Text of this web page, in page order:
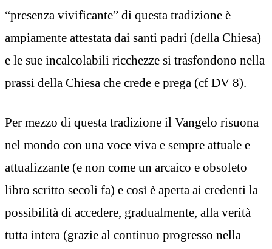
“presenza vivificante” di questa tradizione è
ampiamente attestata dai santi padri (della Chiesa)
e le sue incalcolabili ricchezze si trasfondono nella
prassi della Chiesa che crede e prega (cf DV 8).
Per mezzo di questa tradizione il Vangelo risuona
nel mondo con una voce viva e sempre attuale e
attualizzante (e non come un arcaico e obsoleto
libro scritto secoli fa) e così è aperta ai credenti la
possibilità di accedere, gradualmente, alla verità
tutta intera (grazie al continuo progresso nella